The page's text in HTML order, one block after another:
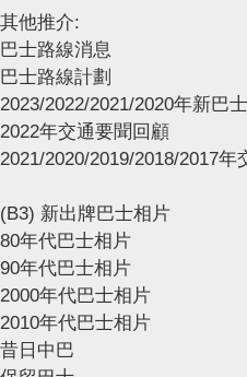
其他推介:
巴士路線消息
巴士路線計劃
2023/2022/2021/2020年新巴
2022年交通要聞回顧
2021/2020/2019/2018/2017年
(B3) 新出牌巴士相片
80年代巴士相片
90年代巴士相片
2000年代巴士相片
2010年代巴士相片
昔日中巴